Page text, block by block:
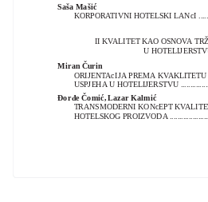
Saša Mašić
KORPORATIVNI HOTELSKI LANcI
II KVALITET KAO OSNOVA
U
Miran Čurin
ORIJENTAcIJA PREMA KVAKLITETU
USPJEHA U HOTELIJERSTVU
Đorđe Čomić, Lazar Kalmić
TRANSMODERNI KONcEPT
HOTELSKOG PROIZVODA